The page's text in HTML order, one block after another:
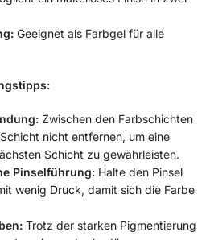
Geeignet als Farbgel für alle
Zwischen den Farbschichten
nicht entfernen, um eine
Schicht zu gewährleisten.
Pinselführung: Halte den Pinsel
wenig Druck, damit sich die Farbe
Trotz der starken Pigmentierung